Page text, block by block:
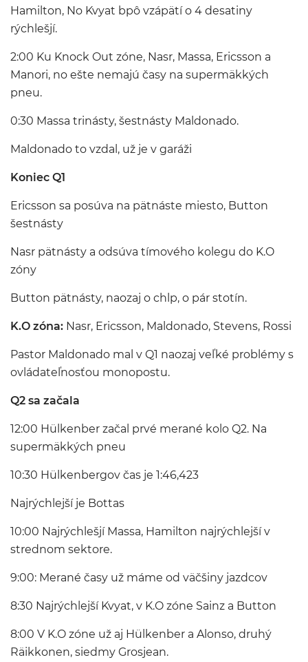
Hamilton, No Kvyat bpô vzápätí o 4 desatiny
rýchlešjí.
2:00 Ku Knock Out zóne, Nasr, Massa, Ericsson a
Manori, no ešte nemajú časy na supermäkkých
pneu.
0:30 Massa trinásty, šestnásty Maldonado.
Maldonado to vzdal, už je v garáži
Koniec Q1
Ericsson sa posúva na pätnáste miesto, Button
šestnásty
Nasr pätnásty a odsúva tímového kolegu do K.O
zóny
Button pätnásty, naozaj o chlp, o pár stotín.
K.O zóna: Nasr, Ericsson, Maldonado, Stevens, Rossi
Pastor Maldonado mal v Q1 naozaj veľké problémy s
ovládateľnosťou monopostu.
Q2 sa začala
12:00 Hülkenber začal prvé merané kolo Q2. Na
supermäkkých pneu
10:30 Hülkenbergov čas je 1:46,423
Najrýchlejší je Bottas
10:00 Najrýchlešjí Massa, Hamilton najrýchlejší v
strednom sektore.
9:00: Merané časy už máme od väčšiny jazdcov
8:30 Najrýchlejší Kvyat, v K.O zóne Sainz a Button
8:00 V K.O zóne už aj Hülkenber a Alonso, druhý
Räikkonen, siedmy Grosjean.